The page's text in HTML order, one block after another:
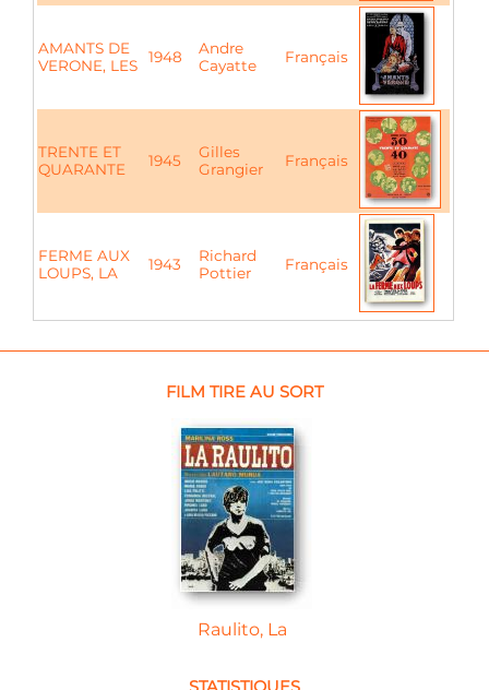
AMANTS DE
VERONE, LES
1948
Andre
Cayatte
Français
TRENTE ET
QUARANTE
1945
Gilles
Grangier
Français
FERME AUX
LOUPS, LA
1943
Richard
Pottier
Français
FILM TIRE AU SORT
Raulito, La